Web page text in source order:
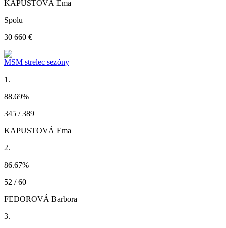
KAPUSTOVÁ Ema
Spolu
30 660 €
MSM strelec sezóny
1.
88.69%
345 / 389
KAPUSTOVÁ Ema
2.
86.67%
52 / 60
FEDOROVÁ Barbora
3.